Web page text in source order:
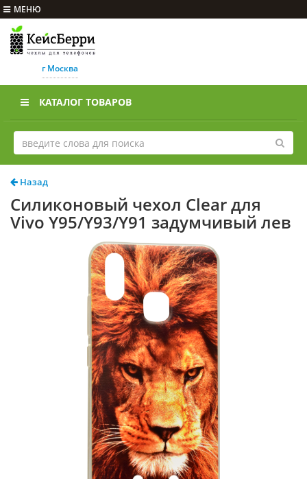
МЕНЮ
г Москва
КАТАЛОГ ТОВАРОВ
Назад
Силиконовый чехол Clear для
Vivo Y95/Y93/Y91 задумчивый лев